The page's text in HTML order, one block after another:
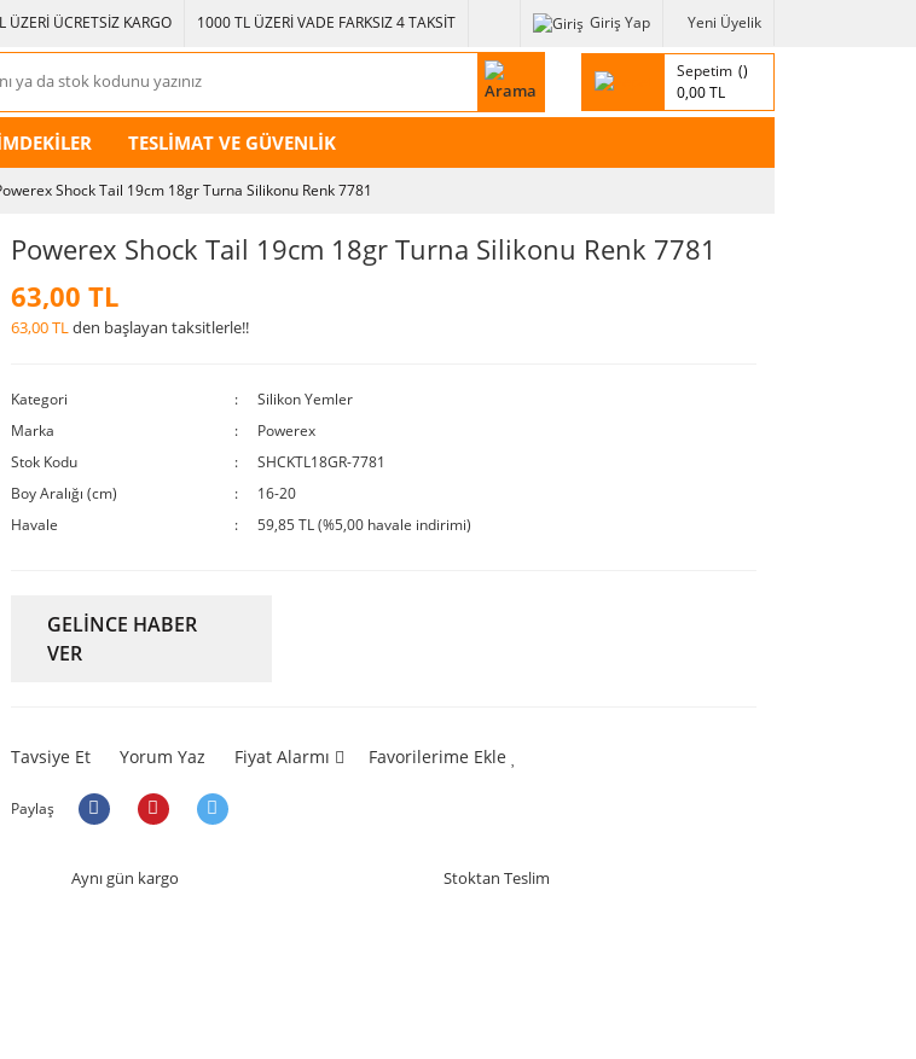
ÜZERİ ÜCRETSİZ KARGO 1000 TL ÜZERİ VADE FARKSIZ 4 TAKSİT Giriş Yap Yeni Üyelik
Sepetim
0,00 TL
TESLİMAT VE GÜVENLİK
Shock Tail 19cm 18gr Turna Silikonu Renk 7781
Powerex Shock Tail 19cm 18gr Turna Silikonu Renk 7781
63,00 TL
63,00 TLden başlayan taksitlerle!!
Kategori
Silikon Yemler
Marka
Powerex
Stok Kodu
SHCKTL18GR-7781
Boy Aralığı (cm)
16-20
Havale
59,85 TL (%5,00 havale indirimi)
GELİNCE HABER
VER
Tavsiye Et Yorum Yaz Fiyat Alarmı Favorilerime Ekle
Paylaş
Aynı gün kargo Stoktan Teslim